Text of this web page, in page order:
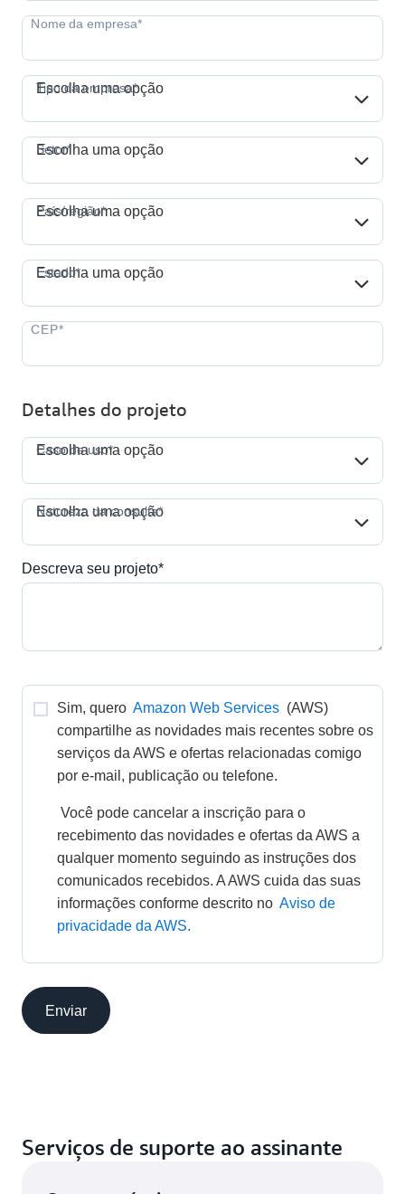
Tipo da empresa*
Escolha uma opção
Setor*
Escolha uma opção
País/região*
Escolha uma opção
Estado*
Escolha uma opção
Detalhes do projeto
Caso de uso*
Escolha uma opção
Natureza da consulta*
Escolha uma opção
Descreva seu projeto*
Sim, quero Amazon Web Services (AWS)
compartilhe as novidades mais recentes sobre os
serviços da AWS e ofertas relacionadas comigo
por e-mail, publicação ou telefone.
recebimento das novidades e ofertas da AWS a
qualquer momento seguindo as instruções dos
comunicados recebidos. A AWS cuida das suas
informações conforme descrito no Aviso de
privacidade da AWS.
Enviar
Serviços de suporte ao assinante